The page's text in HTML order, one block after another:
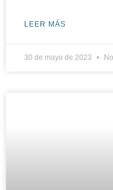
LEER MÁS
30 de mayo de 2023